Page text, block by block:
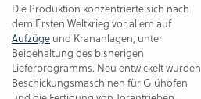
Die Produktion konzentrierte sich nach
dem Ersten Weltkrieg vor allem auf
Aufzüge und Krananlagen, unter
Beibehaltung des bisherigen
Lieferprogramms. Neu entwickelt wurden
Beschickungsmaschinen für Glühöfen